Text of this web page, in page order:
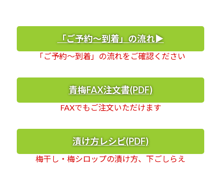
「ご予約～到着」の流れ▶
「ご予約～到着」の流れをご確認ください
青梅FAX注文書(PDF)
FAXでもご注文いただけます
漬け方レシピ(PDF)
梅干し・梅シロップの漬け方、下ごしらえ